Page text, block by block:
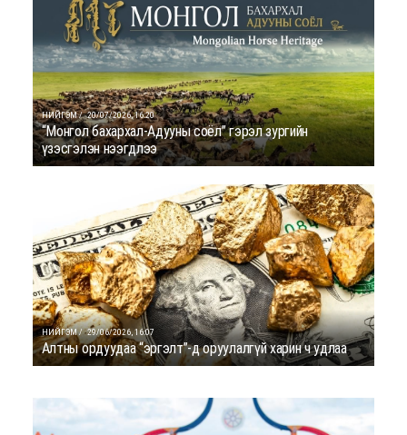
НИЙГЭМ / 20/07/2026, 16:20
“Монгол бахархал-Адууны соёл” гэрэл зургийн
үзэсгэлэн нээгдлээ
НИЙГЭМ / 29/06/2026, 16:07
Алтны ордуудаа “эргэлт”-д оруулалгүй харин ч удлаа